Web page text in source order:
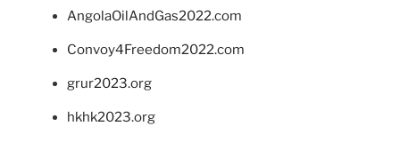
AngolaOilAndGas2022.com
Convoy4Freedom2022.com
grur2023.org
hkhk2023.org